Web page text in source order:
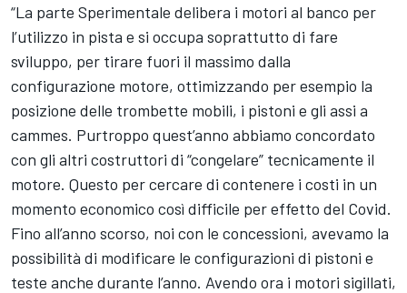
“La parte Sperimentale delibera i motori al banco per
l’utilizzo in pista e si occupa soprattutto di fare
sviluppo, per tirare fuori il massimo dalla
configurazione motore, ottimizzando per esempio la
posizione delle trombette mobili, i pistoni e gli assi a
cammes. Purtroppo quest’anno abbiamo concordato
con gli altri costruttori di “congelare” tecnicamente il
motore. Questo per cercare di contenere i costi in un
momento economico così difficile per effetto del Covid.
Fino all’anno scorso, noi con le concessioni, avevamo la
possibilità di modificare le configurazioni di pistoni e
teste anche durante l’anno. Avendo ora i motori sigillati,